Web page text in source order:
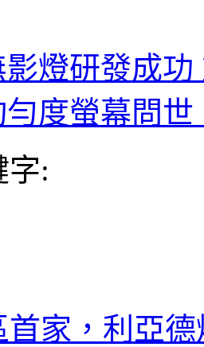
燈研發成
度螢幕問
字:
首家，利亞